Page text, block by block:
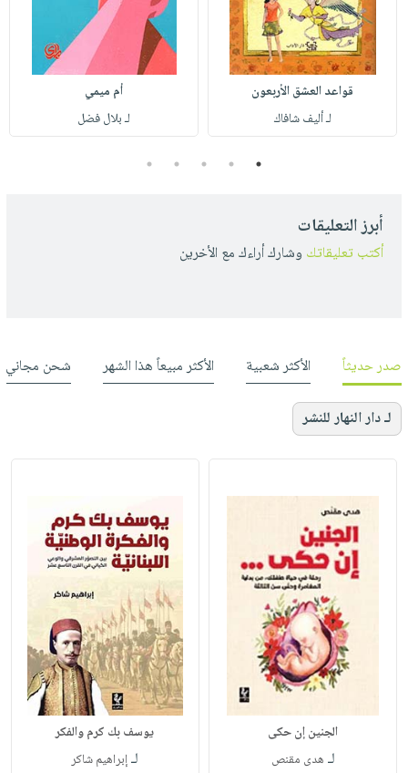
قواعد العشق الأربعون
لـ أليف شافاك
أم ميمي
لـ بلال فضل
1
2
3
4
5
أبرز التعليقات
أكتب تعليقاتك وشارك أراءك مع الأخرين
صدر حديثاً الأكثر شعبية الأكثر مبيعاً هذا الشهر شحن مجاني
لـ دار النهار للنشر
الجنين إن حكى
لـ هدى مقنص
يوسف بك كرم والفكر
لـإبراهيم شاكر